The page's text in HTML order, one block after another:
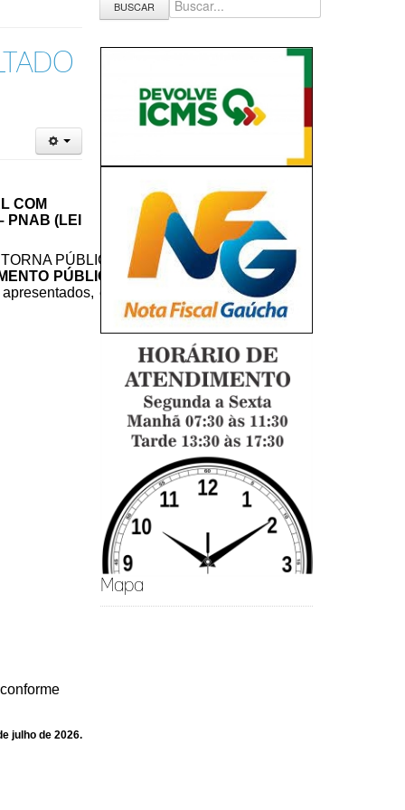
COM
PNAB (LEI
PÚBLICO
PÚBLICO
em
julho de 2026.
BUSCAR
Mapa